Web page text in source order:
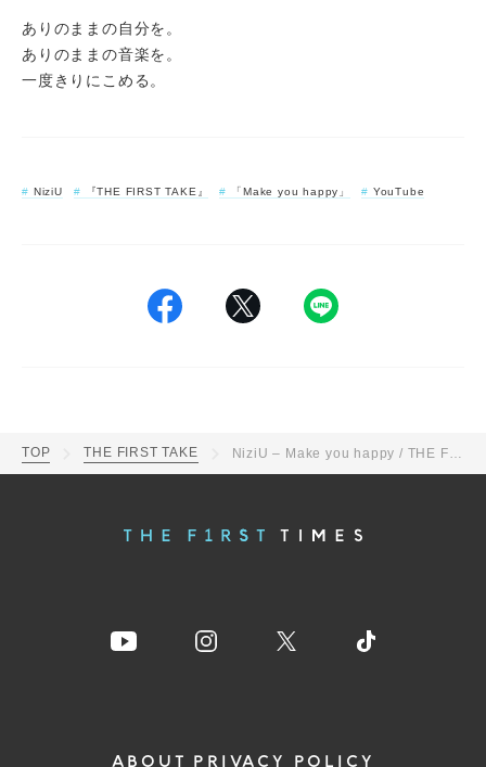
ありのままの自分を。
ありのままの音楽を。
一度きりにこめる。
NiziU 『THE FIRST TAKE』 「Make you happy」 YouTube
TOP THE FIRST TAKE NiziU – Make you happy / THE FIRST TAKE
ABOUT PRIVACY POLICY